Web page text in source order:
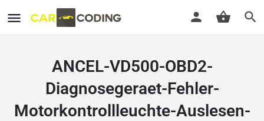
ANCEL-VD500-OBD2-
Diagnosegeraet-Fehler-
Motorkontrollleuchte-Auslesen-